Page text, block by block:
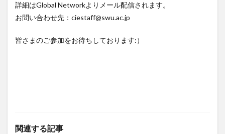
詳細はGlobal Networkよりメール配信されます。
お問い合わせ先：ciestaff@swu.ac.jp
皆さまのご参加をお待ちしております:）
関連する記事